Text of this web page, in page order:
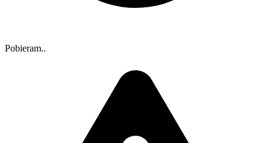
Pobieram..